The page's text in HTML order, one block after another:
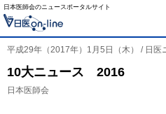
日本医師会のニュースポータルサイト
平成29年（2017年）1月5日（木） / 日医
10大ニュース 2016
日本医師会